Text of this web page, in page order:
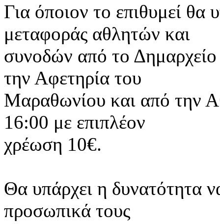
Για όποιον το επιθυμεί θα
μεταφοράς αθλητών και
συνοδών από το
την Αφετηρία του
Μαραθωνίου και από την
16:00 με επιπλέον
χρέωση 10€.
Θα υπάρχει η δυνατότητα
προσωπικά τους